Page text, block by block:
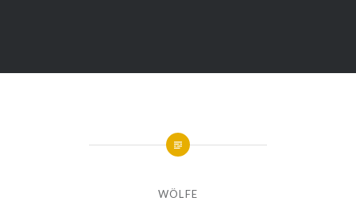
WÖLFE